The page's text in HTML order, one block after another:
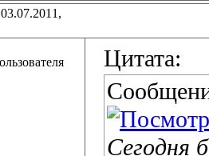
03.07.2011,
Цитата:
Сегодня